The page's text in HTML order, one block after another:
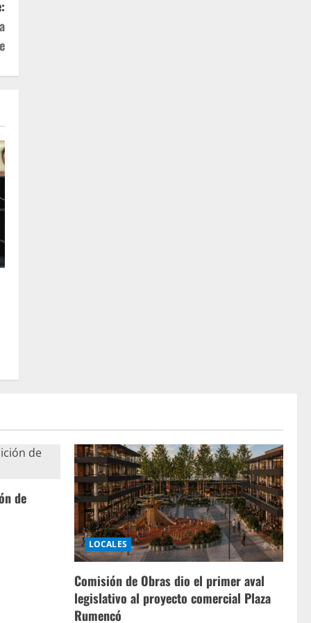
de
LOCALES
Comisión de Obras dio el primer aval
legislativo al proyecto comercial Plaza
Rumencó